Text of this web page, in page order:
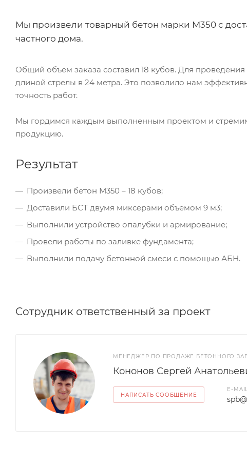
Мы произвели товарный бетон марки М350 с
частного дома.
Общий объем заказа составил 18 кубов. Для
длиной стрелы в 24 метра. Это позволило нам
точность работ.
Мы гордимся каждым выполненным проектом и
продукцию.
Результат
Произвели бетон М350 – 18 кубов;
Доставили БСТ двумя миксерами объемом 9 м3;
Выполнили устройство опалубки и армирование;
Провели работы по заливке фундамента;
Выполнили подачу бетонной смеси с помощью АБН.
Сотрудник ответственный за проект
МЕНЕДЖЕР ПО ПРОДАЖЕ БЕТОННОГО
Кононов Сергей
НАПИСАТЬ СООБЩЕНИЕ
E-